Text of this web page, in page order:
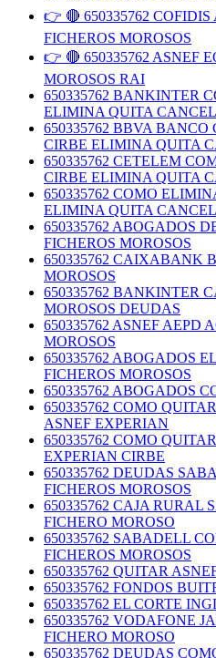
👉 🔴 650335762
FICHEROS MOROSOS
👉 🔴 650335762 ASNEF
MOROSOS RAI
650335762 BANKINTER
ELIMINA QUITA
650335762 BBVA
CIRBE ELIMINA QUITA
650335762 CETELEM
CIRBE ELIMINA QUITA
650335762 COMO
ELIMINA QUITA
650335762 ABOGADOS
FICHEROS MOROSOS
650335762 CAIXABANK
MOROSOS
650335762 BANKINTER
MOROSOS DEUDAS
650335762 ASNEF AEPD
MOROSOS
650335762 ABOGADOS
FICHEROS MOROSOS
650335762 ABOGADOS
650335762 COMO
ASNEF EXPERIAN
650335762 COMO
EXPERIAN CIRBE
650335762 DEUDAS
FICHEROS MOROSOS
650335762 CAJA
FICHERO MOROSO
650335762 SABADELL
FICHEROS MOROSOS
650335762 QUITAR
650335762 FONDOS
650335762 EL CORTE
650335762 VODAFONE
FICHERO MOROSO
650335762 DEUDAS